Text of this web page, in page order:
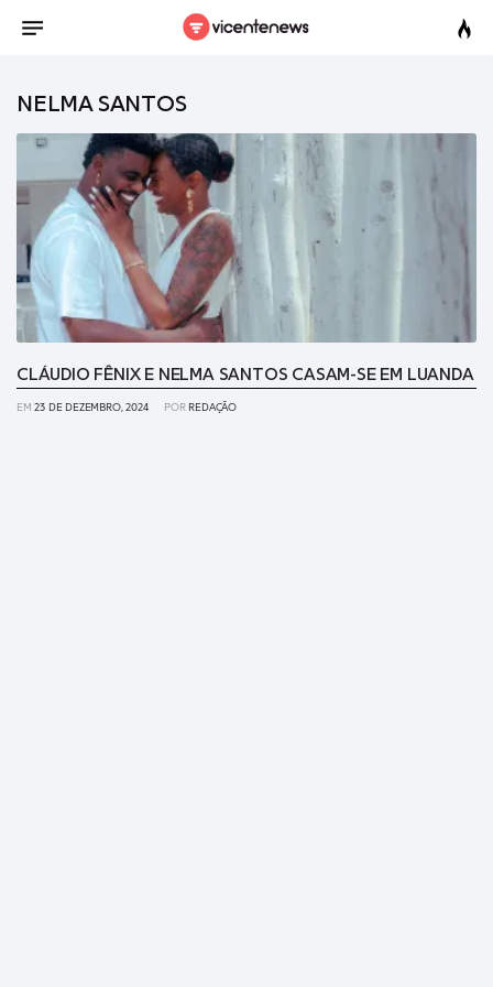
NELMA SANTOS
CLÁUDIO FÊNIX E NELMA SANTOS CASAM-SE EM LUANDA
EM23 DE DEZEMBRO, 2024 POR REDAÇÃO